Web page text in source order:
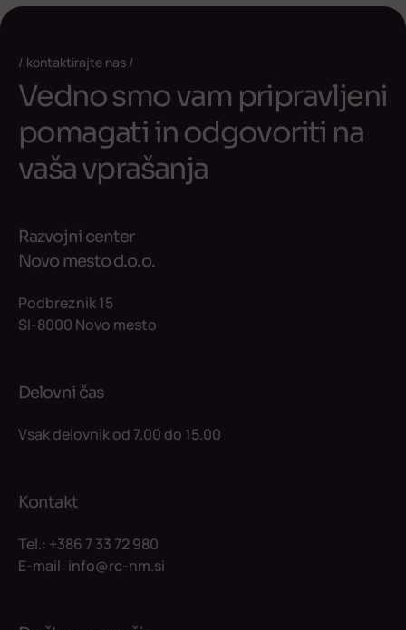
kontaktirajte nas
Vedno smo vam pripravljeni
pomagati in odgovoriti na
vaša vprašanja
Razvojni center
Novo mesto d.o.o.
Podbreznik 15
SI-8000 Novo mesto
Delovni čas
Vsak delovnik od 7.00 do 15.00
Kontakt
Tel.: +386 7 33 72 980
E-mail: info@rc-nm.si